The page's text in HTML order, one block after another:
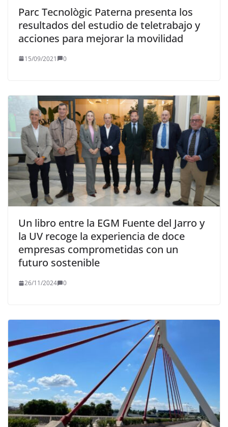
Parc Tecnològic Paterna presenta los
resultados del estudio de teletrabajo y
acciones para mejorar la movilidad
15/09/2021 0
Un libro entre la EGM Fuente del Jarro y
la UV recoge la experiencia de doce
empresas comprometidas con un
futuro sostenible
26/11/2024 0